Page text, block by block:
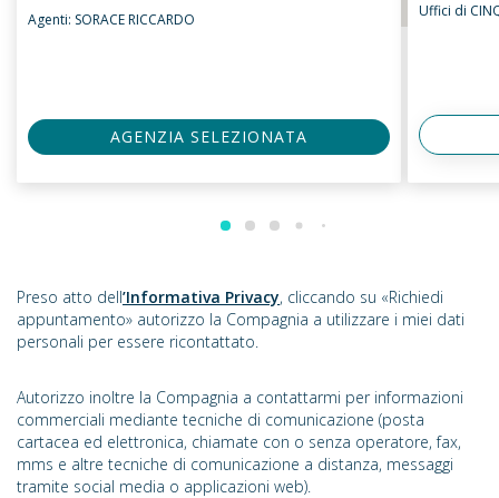
Agenti: SORACE RICCARDO
AGENZIA SELEZIONATA
Uffici di
Preso atto dell’Informativa Privacy, cliccando su «Richiedi
appuntamento» autorizzo la Compagnia a utilizzare i miei dati
personali per essere ricontattato.
Autorizzo inoltre la Compagnia a contattarmi per informazioni
commerciali mediante tecniche di comunicazione (posta
cartacea ed elettronica, chiamate con o senza operatore, fax,
mms e altre tecniche di comunicazione a distanza, messaggi
tramite social media o applicazioni web).